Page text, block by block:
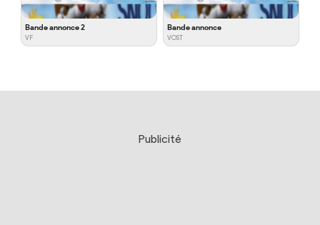
Bande annonce 2
VF
Bande annonce
VOST
Publicité